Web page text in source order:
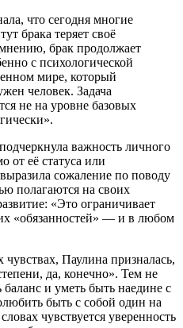
что сегодня многие
брака теряет своё
брак продолжает
с психологической
мире, который
человек. Задача
не на уровне базовых
важность личного
от её статуса или
сожаление по поводу
полагаются на своих
«Это ограничивает
«обязанностей» — и в любом
Паулина призналась,
да, конечно». Тем не
и уметь быть наедине с
быть с собой один на
чувствуется уверенность